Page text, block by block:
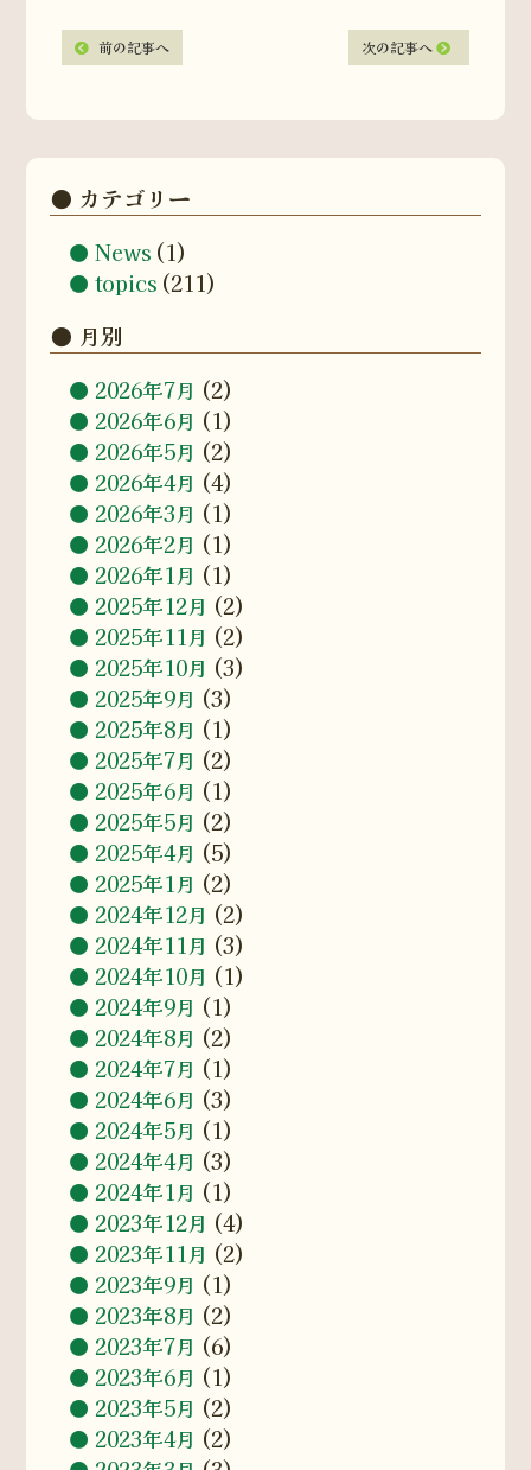
前の記事へ 次の記事へ
カテゴリー
News (1)
topics (211)
月別
2026年7月 (2)
2026年6月 (1)
2026年5月 (2)
2026年4月 (4)
2026年3月 (1)
2026年2月 (1)
2026年1月 (1)
2025年12月 (2)
2025年11月 (2)
2025年10月 (3)
2025年9月 (3)
2025年8月 (1)
2025年7月 (2)
2025年6月 (1)
2025年5月 (2)
2025年4月 (5)
2025年1月 (2)
2024年12月 (2)
2024年11月 (3)
2024年10月 (1)
2024年9月 (1)
2024年8月 (2)
2024年7月 (1)
2024年6月 (3)
2024年5月 (1)
2024年4月 (3)
2024年1月 (1)
2023年12月 (4)
2023年11月 (2)
2023年9月 (1)
2023年8月 (2)
2023年7月 (6)
2023年6月 (1)
2023年5月 (2)
2023年4月 (2)